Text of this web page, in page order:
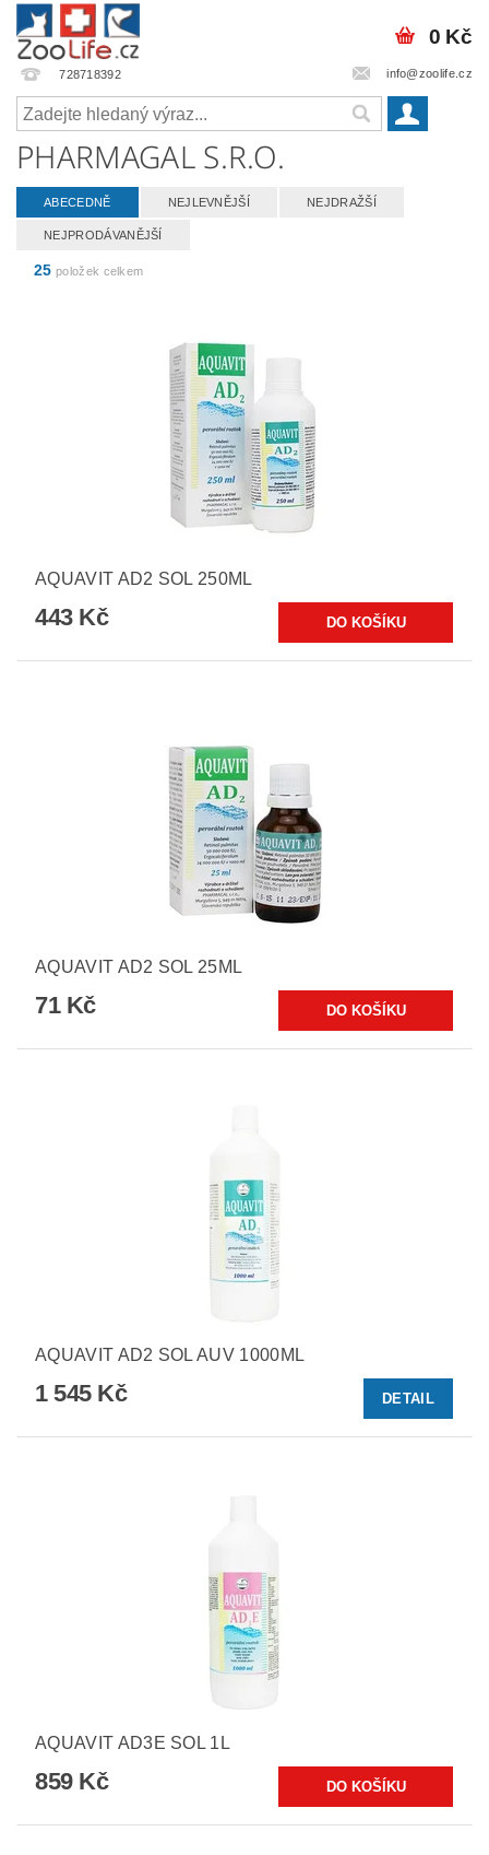
728718392 info@zoolife.cz
0 Kč
PHARMAGAL S.R.O.
ABECEDNĚ NEJLEVNĚJŠÍ NEJDRAŽŠÍ
NEJPRODÁVANĚJŠÍ
25 položek celkem
AQUAVIT AD2 SOL 250ML
443 Kč
AQUAVIT AD2 SOL 25ML
71 Kč
AQUAVIT AD2 SOL AUV 1000ML
1 545 Kč DETAIL
AQUAVIT AD3E SOL 1L
859 Kč